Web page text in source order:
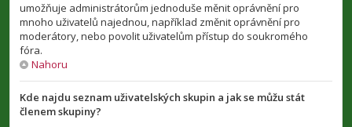
umožňuje administrátorům jednoduše měnit oprávnění pro
mnoho uživatelů najednou, například změnit oprávnění pro
moderátory, nebo povolit uživatelům přístup do soukromého
fóra.
Nahoru
Kde najdu seznam uživatelských skupin a jak se můžu stát
členem skupiny?